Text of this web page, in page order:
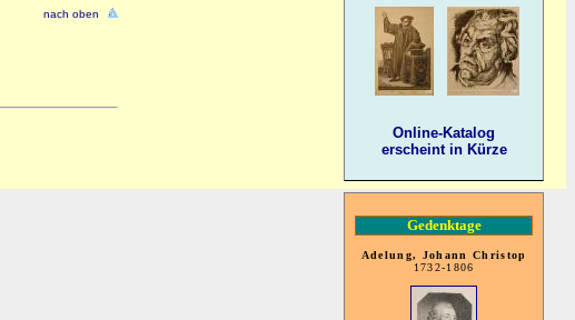
Online-Katalog
erscheint in Kürze
Gedenktage
Adelung, Johann Christop
1732-1806
nach oben